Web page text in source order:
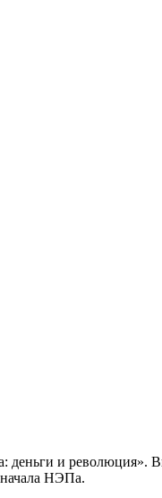
деньги и революция».
НЭПа.